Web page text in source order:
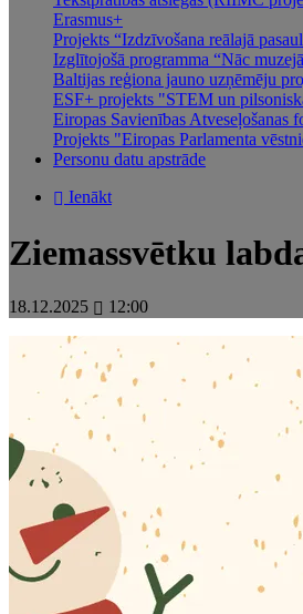
Erasmus+
Projekts “Izdzīvošana reālajā
Izglītojošā programma “Nāc
Baltijas reģiona jauno uzņēmēju
ESF+ projekts "STEM un
Eiropas Savienības Atveseļošanas
Projekts "Eiropas Parlamenta
Personu datu apstrāde
Ienākt
Ziemassvētku
18.12.2025 12:00